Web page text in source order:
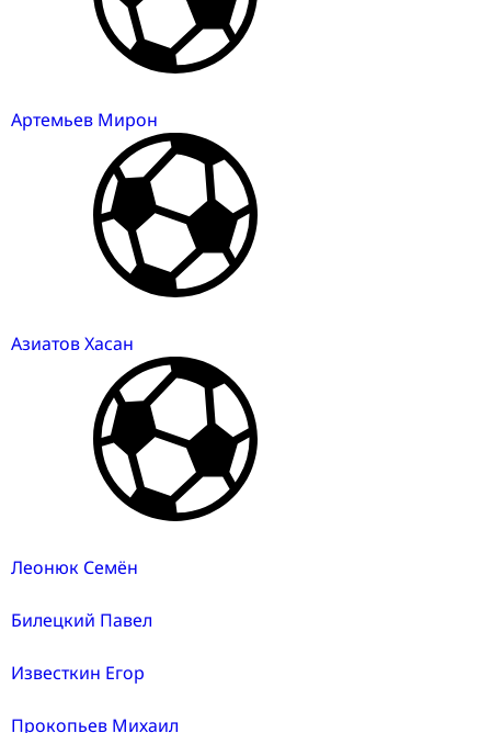
Артемьев Мирон
Азиатов Хасан
Леонюк Семён
Билецкий Павел
Известкин Егор
Прокопьев Михаил